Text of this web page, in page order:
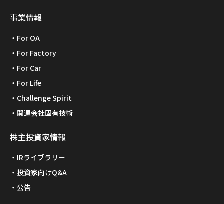
事業情報
For OA
For Factory
For Car
For Life
Challenge Spirit
関連会社固有技術
株主投資家情報
IRライブラリー
投資家向けQ&A
公告